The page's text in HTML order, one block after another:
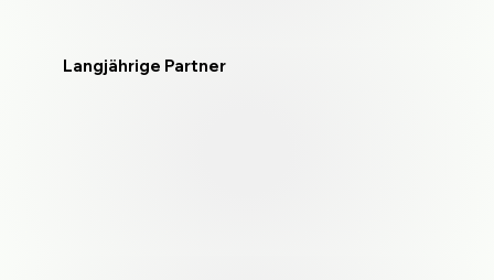
Langjährige Partner